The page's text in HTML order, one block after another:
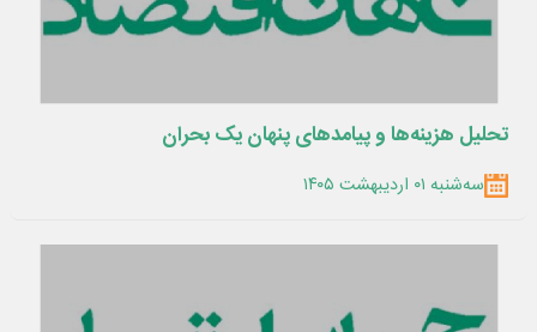
تحلیل هزینه‌ها و پیامدهای پنهان یک بحران
سه‌شنبه ۰۱ اردیبهشت ۱۴۰۵